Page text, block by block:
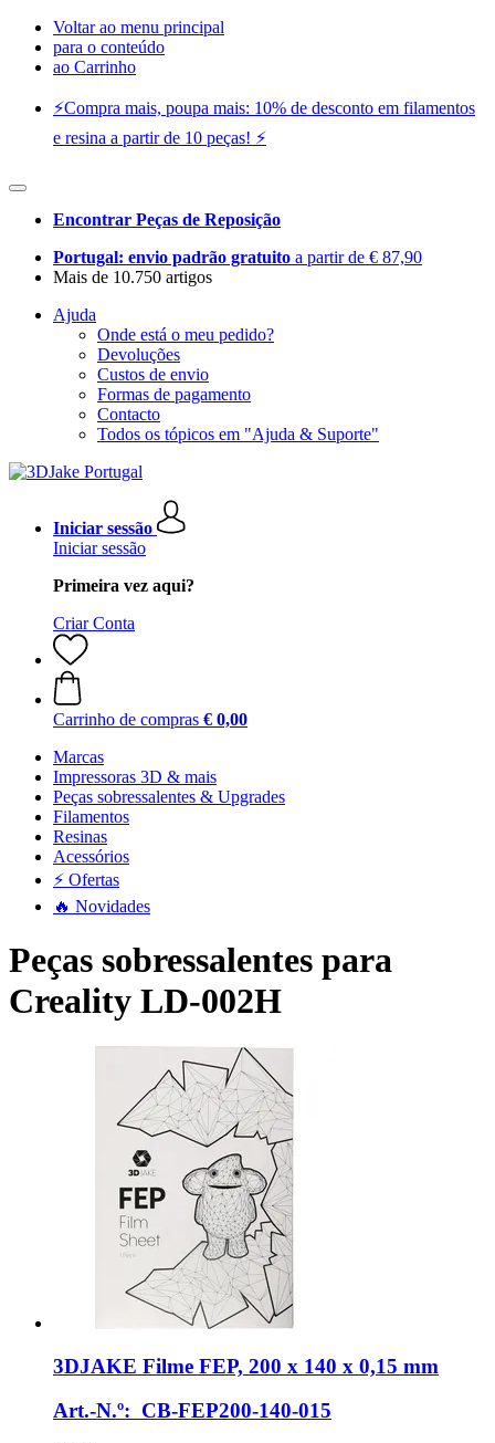
Voltar ao menu principal
para o conteúdo
ao Carrinho
⚡️Compra mais, poupa mais: 10% de desconto em filamentos
e resina a partir de 10 peças! ⚡️
Encontrar Peças de Reposição
Portugal: envio padrão gratuito a partir de € 87,90
Mais de 10.750 artigos
Ajuda
Onde está o meu pedido?
Devoluções
Custos de envio
Formas de pagamento
Contacto
Todos os tópicos em "Ajuda & Suporte"
Iniciar sessão
Iniciar sessão
Primeira vez aqui?
Criar Conta
Carrinho de compras € 0,00
Marcas
Impressoras 3D & mais
Peças sobressalentes & Upgrades
Filamentos
Resinas
Acessórios
⚡ Ofertas
🔥 Novidades
Peças sobressalentes para
Creality LD-002H
3DJAKE Filme FEP, 200 x 140 x 0,15 mm
Art.-N.º: CB-FEP200-140-015